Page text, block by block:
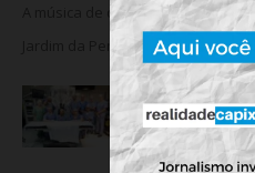
A música de câmara vai ocupar o
Jardim da Penha, nesta sexta-
Rede
cirurgia
quinta-feira, 6 de